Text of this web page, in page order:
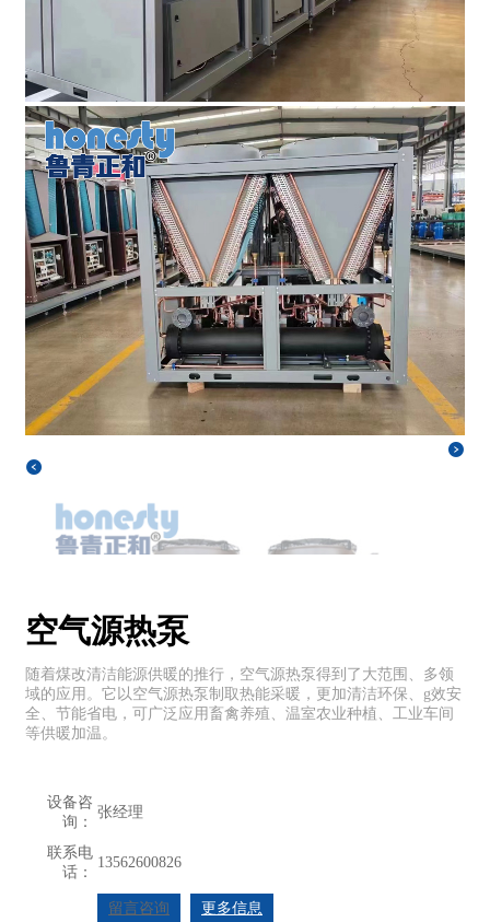
空气源热泵
随着煤改清洁能源供暖的推行，空气源热泵得到了大范围、多领
域的应用。它以空气源热泵制取热能采暖，更加清洁环保、g效安
全、节能省电，可广泛应用畜禽养殖、温室农业种植、工业车间
等供暖加温。
设备咨
询：
张经理
联系电
话：
13562600826
留言咨询 更多信息